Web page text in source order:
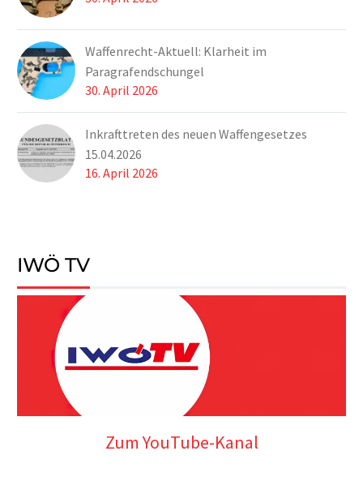
Waffenrecht-Aktuell: Klarheit im
Paragrafendschungel
30. April 2026
Inkrafttreten des neuen Waffengesetzes
15.04.2026
16. April 2026
IWÖ TV
Zum YouTube-Kanal